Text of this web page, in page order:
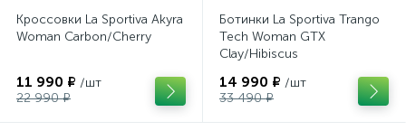
Кроссовки La Sportiva Akyra
Woman Carbon/Cherry
11 990 ₽ /шт
22 990 ₽
Ботинки La Sportiva Trango
Tech Woman GTX
Clay/Hibiscus
14 990 ₽ /шт
33 490 ₽